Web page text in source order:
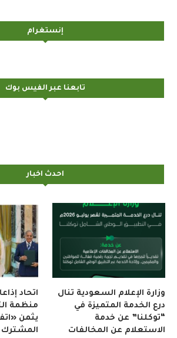
إنستغرام
تابعنا عبر الفيس بوك
احدث اخبار
اتحاد
منظمة
يثمن
المشترك
وزارة الإعلام السعودية تنال
درع الخدمة المتميزة في
“توكلنا” عن خدمة
الاستعلام عن المخالفات